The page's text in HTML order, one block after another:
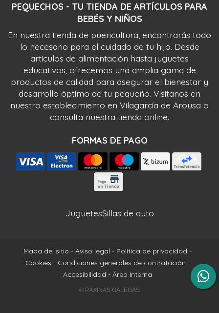
PEQUECHOS - TU TIENDA DE ARTÍCULOS PARA
BEBÉS Y NIÑOS
En nuestra tienda de puericultura, encontrarás todo
lo necesario para el cuidado de tu hijo. Desde
artículos de alimentación hasta juguetes
educativos, ofrecemos una amplia gama de
productos de calidad para asegurar el bienestar y
desarrollo óptimo de tu pequeño. Visítanos en
nuestro establecimiento en Vilagarcía de Arousa o
consulta nuestra tienda online.
FORMAS DE PAGO
JuguetesSillas de auto
Mapa del sitio - Aviso legal - Política de privacidad -
Cookies - Condiciones generales de contratación -
Accesibilidad - Área Interna
© PÁXINAS GALEGAS